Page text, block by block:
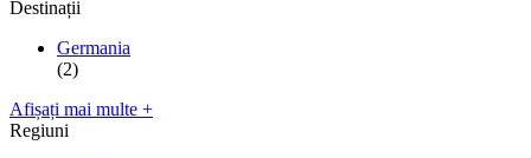
Destinații
Germania
(2)
Afișați mai multe +
Regiuni